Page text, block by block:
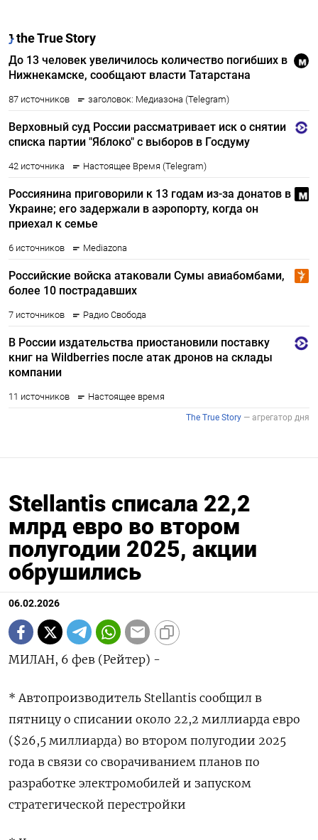
Stellantis списала 22,2
млрд евро во втором
полугодии 2025, акции
обрушились
06.02.2026
МИЛАН, 6 фев (Рейтер) -
* Автопроизводитель Stellantis сообщил в
пятницу ⁠о списании около 22,2 миллиарда евро
($26,5 ⁠миллиарда) во втором ​полугодии 2025
⁠года в связи ⁠со сворачиванием планов по
разработке электромобилей ‌и запуском
‍стратегической перестройки